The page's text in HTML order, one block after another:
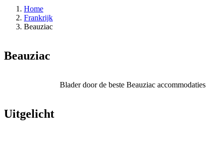
Home
Frankrijk
Beauziac
Beauziac
Blader door de beste Beauziac accommodaties
Uitgelicht